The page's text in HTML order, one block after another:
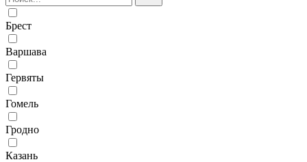
Брест
Варшава
Гервяты
Гомель
Гродно
Казань